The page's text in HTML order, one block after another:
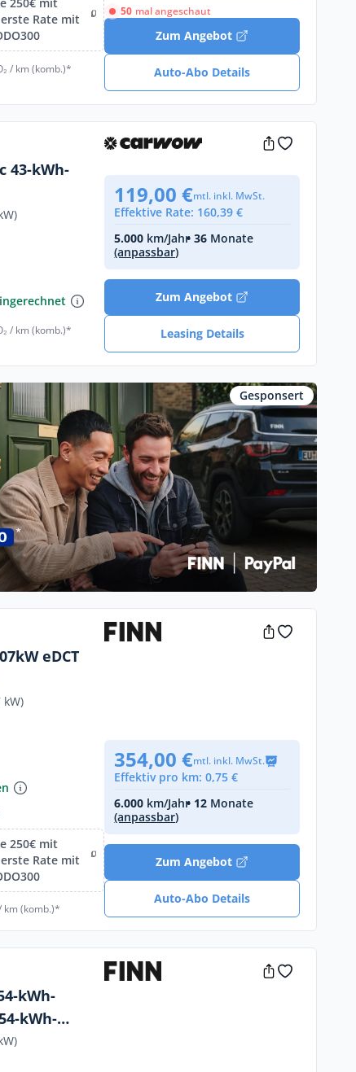
erste Rate mit
/ km (komb.)*
50 mal angeschaut
Zum Angebot
Auto-Abo Details
43-kWh-
/ km (komb.)*
119,00 €mtl. inkl. MwSt.
Effektive Rate: 160,39 €
5.000 km/Jahr• 36 Monate
(anpassbar)
Zum Angebot
Leasing Details
Gesponsert
eDCT
kW)
250€ mit
erste Rate mit
km (komb.)*
354,00 €mtl. inkl. MwSt.
Effektiv pro km: 0,75 €
6.000 km/Jahr• 12 Monate
(anpassbar)
Zum Angebot
Auto-Abo Details
kWh-
kWh-